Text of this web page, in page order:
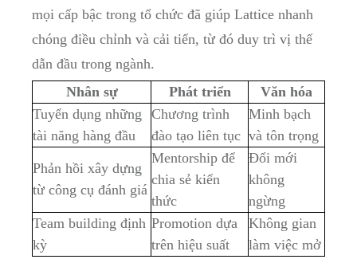
mọi⁢ cấp​ bậc trong tổ⁤ chức đã‌ giúp Lattice​ nhanh
chóng ⁣điều chỉnh ⁣và cải tiến, ‌từ đó duy trì vị⁣ thế
dẫn đầu trong ngành.
Nhân sự
Phát ⁣triển
Văn hóa
Tuyển​ dụng những⁢
tài năng hàng ​đầu
Chương trình
đào ⁣tạo liên ⁣tục
Minh bạch
và⁤ tôn trọng
Phản hồi⁤ xây dựng
từ công⁣ cụ đánh​ giá
Mentorship để
chia sẻ ‌kiến⁢
thức
Đổi mới ​
không​
ngừng
Team building định ​
kỳ
Promotion dựa
trên hiệu suất
Không‍ gian
làm ⁢việc mở